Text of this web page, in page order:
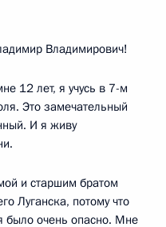
Владимирович!
12 лет, я учусь в 7-м
Это замечательный
И я живу
и старшим братом
Луганска, потому что
было очень опасно. Мне